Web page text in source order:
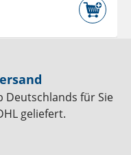
Deutschlands für Sie
geliefert.